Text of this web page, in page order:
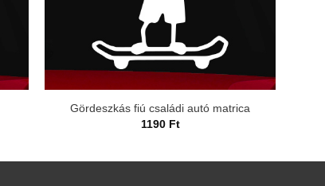
Gördeszkás fiú családi autó matrica
1190 Ft